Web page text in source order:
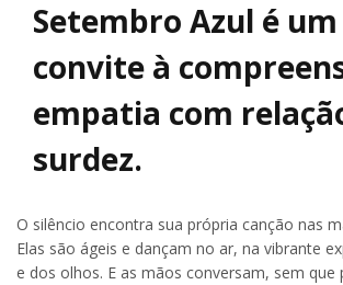
Setembro Azul é um
convite à
empatia com
surdez.
O silêncio encontra sua própria canção nas
Elas são ágeis e dançam no ar, na vibrante
e dos olhos. E as mãos conversam, sem que